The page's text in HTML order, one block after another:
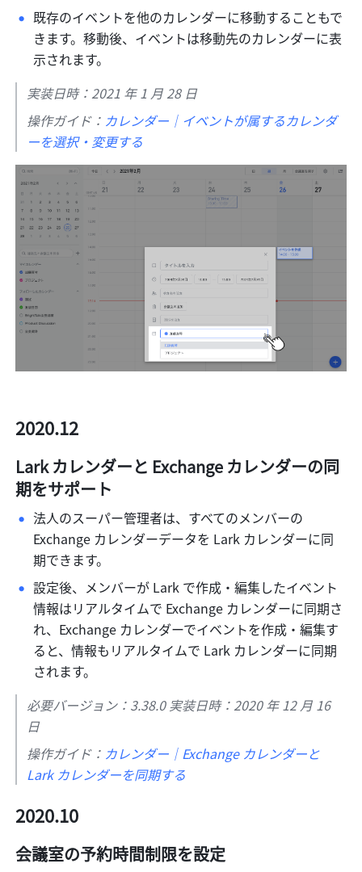
既存のイベントを他のカレンダーに移動することもで
きます。移動後、イベントは移動先のカレンダーに表
示されます。
実装日時：2021 年 1 月 28 日
操作ガイド： カレンダー｜イベントが属するカレンダ
ーを選択・変更する
2020.12
Lark カレンダーと Exchange カレンダーの同
期をサポート
法人のスーパー管理者は、すべてのメンバーの
Exchange カレンダーデータを Lark カレンダーに同
期できます。
設定後、メンバーが Lark で作成・編集したイベント
情報はリアルタイムで Exchange カレンダーに同期さ
れ、Exchange カレンダーでイベントを作成・編集す
ると、情報もリアルタイムで Lark カレンダーに同期
されます。
必要バージョン：3.38.0 実装日時：2020 年 12 月 16
日
操作ガイド： カレンダー｜Exchange カレンダーと
Lark カレンダーを同期する
2020.10
会議室の予約時間制限を設定